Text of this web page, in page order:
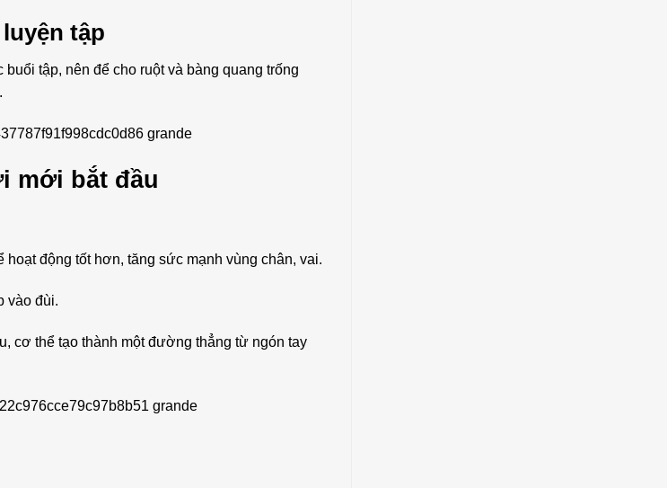
tập
tập, nên để cho ruột và bàng quang trống
mới bắt đầu
động tốt hơn, tăng sức mạnh vùng chân, vai.
vào đùi.
cơ thể tạo thành một đường thẳng từ ngón tay